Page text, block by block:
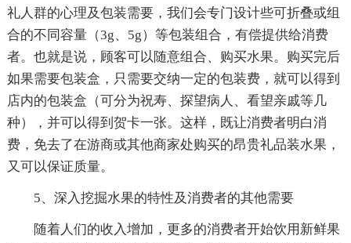
礼人群的心理及包装需要，我们会专门设计些可折叠或组
合的不同容量（3g、5g）等包装组合，有偿提供给消费
者。也就是说，顾客可以随意组合、购买水果。购买完后
如果需要包装盒，只需要交纳一定的包装费，就可以得到
店内的包装盒（可分为祝寿、探望病人、看望亲戚等几
种），并可以得到贺卡一张。这样，既让消费者明白消
费，免去了在游商或其他商家处购买的昂贵礼品装水果，
又可以保证质量。
5、深入挖掘水果的特性及消费者的其他需要
随着人们的收入增加，更多的消费者开始饮用新鲜果